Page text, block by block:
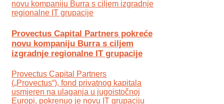
Provectus Capital Partners pokreće
novu kompaniju Burra s ciljem
izgradnje regionalne IT grupacije
Provectus Capital Partners
(„Provectus“), fond privatnog kapitala
usmjeren na ulaganja u jugoistočnoj
Europi, pokrenuo je novu IT grupaciju